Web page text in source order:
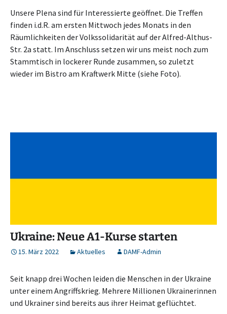
Unsere Plena sind für Interessierte geöffnet. Die Treffen
finden i.d.R. am ersten Mittwoch jedes Monats in den
Räumlichkeiten der Volkssolidarität auf der Alfred-Althus-
Str. 2a statt. Im Anschluss setzen wir uns meist noch zum
Stammtisch in lockerer Runde zusammen, so zuletzt
wieder im Bistro am Kraftwerk Mitte (siehe Foto).
Ukraine: Neue A1-Kurse starten
15. März 2022 Aktuelles DAMF-Admin
Seit knapp drei Wochen leiden die Menschen in der Ukraine
unter einem Angriffskrieg. Mehrere Millionen Ukrainerinnen
und Ukrainer sind bereits aus ihrer Heimat geflüchtet.